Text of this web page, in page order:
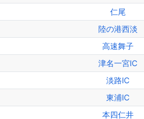
仁尾
陸の港西淡
高速舞子
津名一宮IC
淡路IC
東浦IC
本四仁井